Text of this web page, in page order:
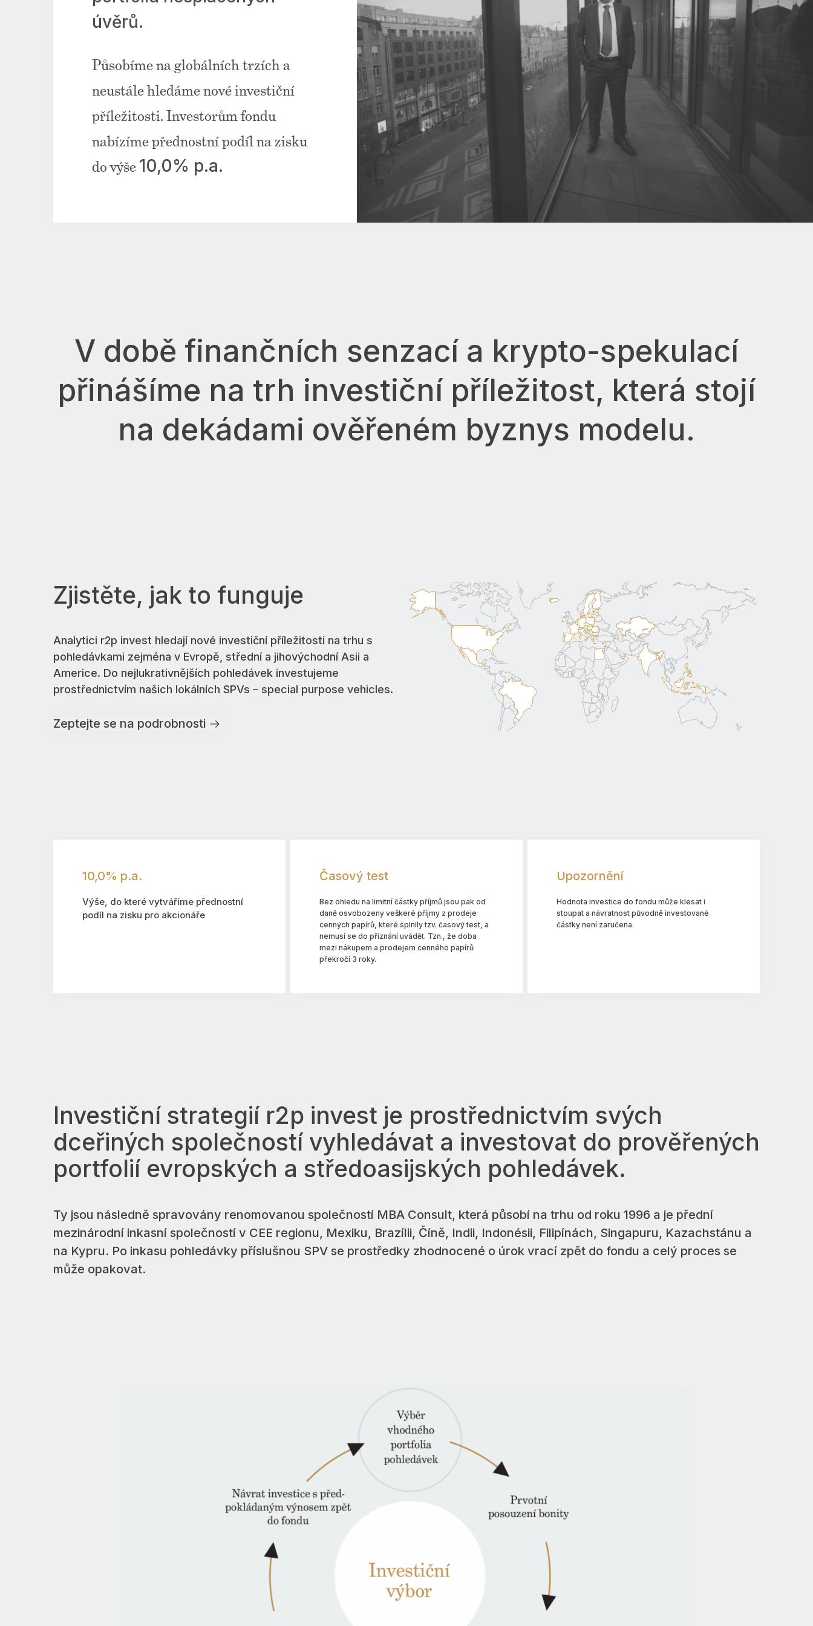
úvěrů.
Působíme na globálních trzích a
neustále hledáme nové investiční
příležitosti. Investorům fondu
nabízíme přednostní podíl na zisku
do výše 10,0% p.a.
V době finančních senzací a krypto-spekulací
přinášíme na trh investiční příležitost, která stojí
na dekádami ověřeném byznys modelu.
Zjistěte, jak to funguje
Analytici r2p invest hledají nové investiční příležitosti na trhu s
pohledávkami zejména v Evropě, střední a jihovýchodní Asii a
Americe. Do nejlukrativnějších pohledávek investujeme
prostřednictvím našich lokálních SPVs – special purpose vehicles.
Zeptejte se na podrobnosti
10,0% p.a.
Výše, do které vytváříme přednostní
podíl na zisku pro akcionáře
Časový test
Bez ohledu na limitní částky příjmů jsou pak od
daně osvobozeny veškeré příjmy z prodeje
cenných papírů, které splnily tzv. časový test, a
nemusí se do přiznání uvádět. Tzn., že doba
mezi nákupem a prodejem cenného papírů
překročí 3 roky.
Upozornění
Hodnota investice do fondu může klesat i
stoupat a návratnost původně investované
částky není zaručena.
Investiční strategií r2p invest je prostřednictvím svých
dceřiných společností vyhledávat a investovat do prověřených
portfolií evropských a středoasijských pohledávek.
Ty jsou následně spravovány renomovanou společností MBA Consult, která působí na trhu od roku 1996 a je přední
mezinárodní inkasní společností v CEE regionu, Mexiku, Brazílii, Číně, Indii, Indonésii, Filipínách, Singapuru, Kazachstánu a
na Kypru. Po inkasu pohledávky příslušnou SPV se prostředky zhodnocené o úrok vrací zpět do fondu a celý proces se
může opakovat.